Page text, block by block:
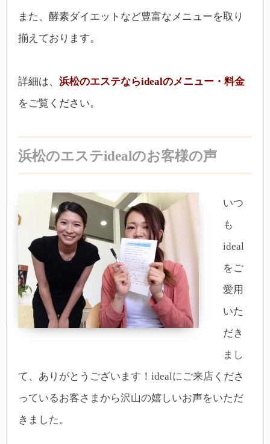
また、酵素ダイエットなど豊富なメニューを取り
揃えております。
詳細は、 浜松のエステならidealのメニュー・料金
をご覧ください。
浜松のエステidealのお客様の声
いつ
も
ideal
をご
愛用
いた
だき
まし
て、ありがとうございます！idealにご来店くださ
っているお客さまから沢山の嬉しいお声をいただ
きました。